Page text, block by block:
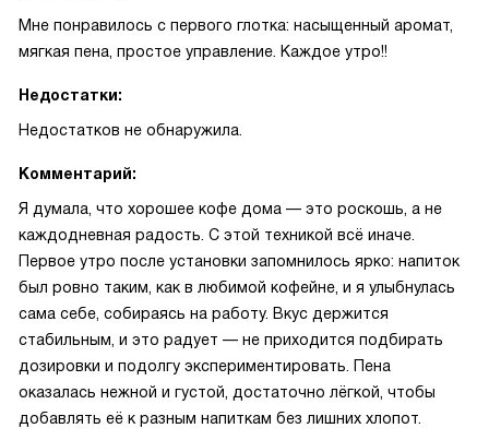
Мне понравилось с первого глотка: насыщенный аромат,
мягкая пена, простое управление. Каждое утро!!
Недостатки:
Недостатков не обнаружила.
Комментарий:
Я думала, что хорошее кофе дома — это роскошь, а не
каждодневная радость. С этой техникой всё иначе.
Первое утро после установки запомнилось ярко: напиток
был ровно таким, как в любимой кофейне, и я улыбнулась
сама себе, собираясь на работу. Вкус держится
стабильным, и это радует — не приходится подбирать
дозировки и подолгу экспериментировать. Пена
оказалась нежной и густой, достаточно лёгкой, чтобы
добавлять её к разным напиткам без лишних хлопот.